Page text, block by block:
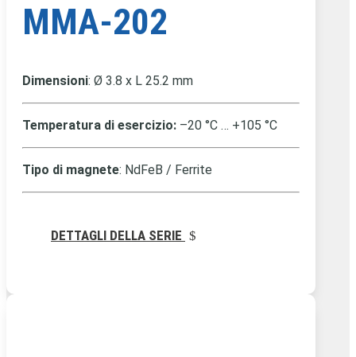
MMA-202
Dimensioni: Ø 3.8 x L 25.2 mm
Temperatura di esercizio: –20 °C … +105 °C
Tipo di magnete: NdFeB / Ferrite
DETTAGLI DELLA SERIE